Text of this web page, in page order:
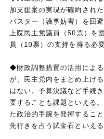
加支援案の実現が確約され
バスター（議事妨害）を回
上院民主党議員（50票）を
員（10票）の支持を得る必
◆財政調整措置の活用によ
が、民主党内をまとめ上げ
はない。予算決議など手続
要することも課題といえる
た政治的手腕を発揮するこ
先行きを占う試金石といえる